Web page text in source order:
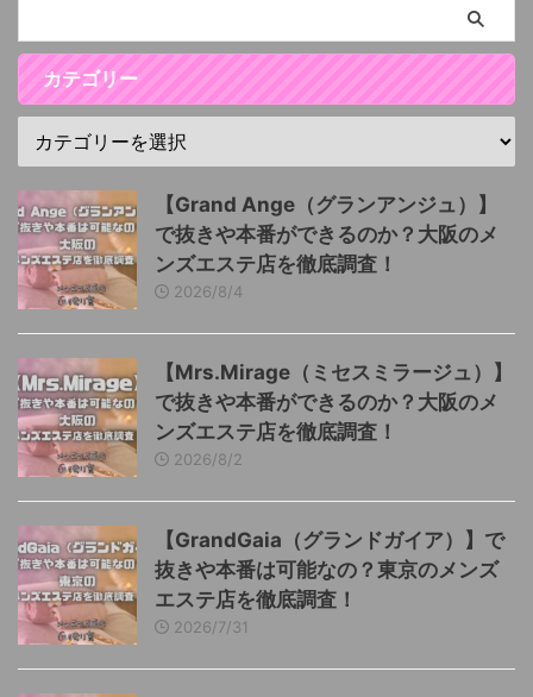
カテゴリー
【Grand Ange（グランアンジュ）】
で抜きや本番ができるのか？大阪のメ
ンズエステ店を徹底調査！
2026/8/4
【Mrs.Mirage（ミセスミラージュ）】
で抜きや本番ができるのか？大阪のメ
ンズエステ店を徹底調査！
2026/8/2
【GrandGaia（グランドガイア）】で
抜きや本番は可能なの？東京のメンズ
エステ店を徹底調査！
2026/7/31